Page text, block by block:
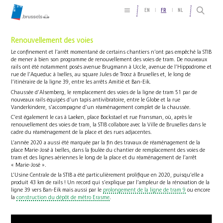
EN FR NL
Renouvellement des voies
Le confinement et l’arrêt momentané de certains chantiers n’ont pas empêché la STIB
de mener à bien son programme de renouvellement des voies de tram. De nouveaux
rails ont été notamment posés avenue Brugmann à Uccle, avenue de l’Hippodrome et
rue de l’Aqueduc à Ixelles, au square Jules de Trooz à Bruxelles et, le long de
l’itinéraire de la ligne 39, entre les arrêts Amitié et Ban-Eik.
Chaussée d’Alsemberg, le remplacement des voies de la ligne de tram 51 par de
nouveaux rails équipés d’un tapis antivibratoire, entre le Globe et la rue
Vanderkindere, s’accompagne d’un réaménagement complet de la chaussée.
C’est également le cas à Laeken, place Bockstael et rue Fransman, où, après le
renouvellement des voies de tram, la STIB collabore avec la Ville de Bruxelles dans le
cadre du réaménagement de la place et des rues adjacentes.
L’année 2020 a aussi été marquée par la fin des travaux de réaménagement de la
place Marie-José à Ixelles, dans la foulée du chantier de remplacement des voies de
tram et des lignes aériennes le long de la place et du réaménagement de l’arrêt
« Marie-José ».
L’Usine Centrale de la STIB a été particulièrement prolifique en 2020, puisqu’elle a
produit 43 km de rails ! Un record qui s’explique par l’ampleur de la rénovation de la
ligne 39 vers Ban-Eik mais aussi par le prolongement de la ligne de tram 9 ou encore
laconstruction du dépôt de métro Erasme.